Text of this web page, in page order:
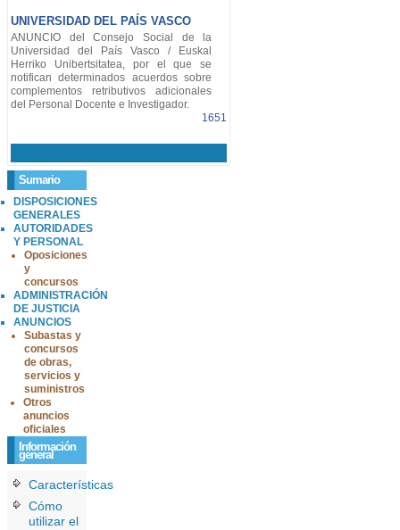
UNIVERSIDAD DEL PAÍS VASCO
ANUNCIO del Consejo Social de la
Universidad del País Vasco / Euskal
Herriko Unibertsitatea, por el que se
notifican determinados acuerdos sobre
complementos retributivos adicionales
del Personal Docente e Investigador.
1651
Sumario
DISPOSICIONES
GENERALES
AUTORIDADES
Y PERSONAL
Oposiciones
y
concursos
ADMINISTRACIÓN
DE JUSTICIA
ANUNCIOS
Subastas y
concursos
de obras,
servicios y
suministros
Otros
anuncios
oficiales
Información
general
Características
Cómo
utilizar el